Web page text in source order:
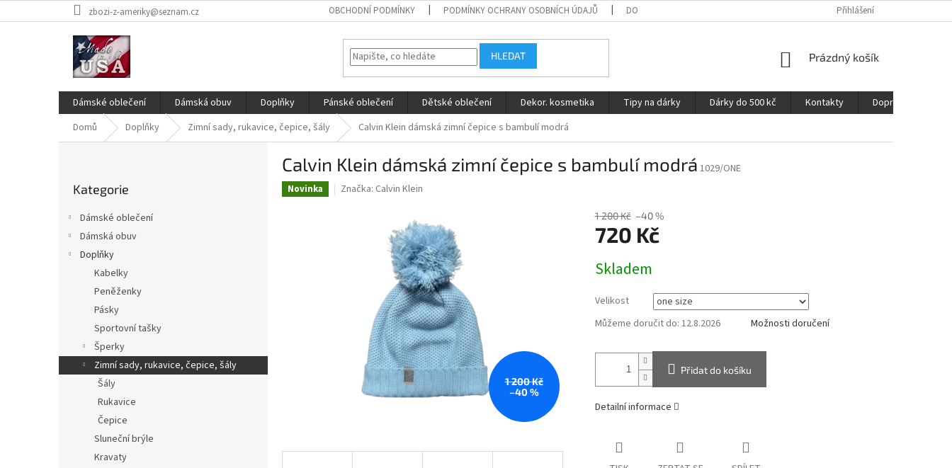
na
zbozi-z-ameriky@seznam.cz OBCHODNÍ PODMÍNKY PODMÍNKY OCHRANY OSOBNÍCH ÚDAJŮ DOPRAVA A PLATBA OZNAČENÍ MATERIÁLŮ
Přihlášení
HLEDAT
NÁKUPNÍ
Prázdný košík
Dámské oblečení Dámská obuv Doplňky Pánské oblečení Dětské oblečení Dekor. kosmetika Tipy na dárky Dárky do 500 kč Kontakty
Doprava a platba
Domů
Doplňky Zimní sady, rukavice, čepice, šály Calvin Klein dámská zimní čepice s bambulí modrá
l
kategorie
Kategorie
Dámské oblečení
Dámská obuv
Doplňky
Kabelky
Peněženky
Pásky
Sportovní tašky
Šperky
Zimní sady, rukavice, čepice, šály
Šály
Rukavice
Čepice
Sluneční brýle
Kravaty
Calvin Klein dámská zimní čepice s bambulí modrá 1029/ONE
Novinka Značka: Calvin Klein
1 200 Kč
–40 %
1 200 Kč –40 %
720 Kč
cena:
Skladem
Velikost
Můžeme doručit do: 12.8.2026 Možnosti doručení
Přidat do košíku
Detailní informace